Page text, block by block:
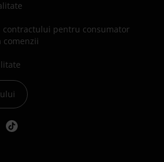
pentru consumator
comenzii